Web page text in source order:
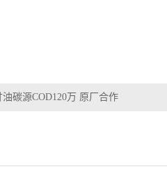
碳源COD120万 原厂合作